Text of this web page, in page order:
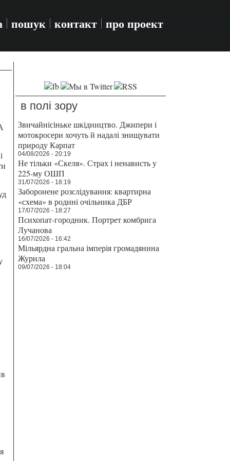
пошук контакт про проект
в полі зору
Звичайнісіньке шкідництво. Джипери і
мотокросери хочуть й надалі знищувати
природу Карпат
04/08/2026 - 20:19
Не тільки «Скеля». Страх і ненависть у
225-му ОШП
31/07/2026 - 18:19
Заборонене розслідування: квартирна
«схема» в родині очільника ДБР
17/07/2026 - 18:27
Психопат-городник. Портрет комбрига
Лучанова
16/07/2026 - 16:42
Мільярдна гральна імперія громадянина
Журила
09/07/2026 - 18:04